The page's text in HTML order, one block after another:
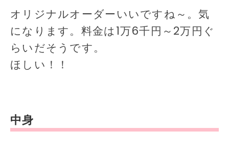
オリジナルオーダーいいですね～。気
になります。料金は1万6千円～2万円ぐ
らいだそうです。
ほしい！！
中身